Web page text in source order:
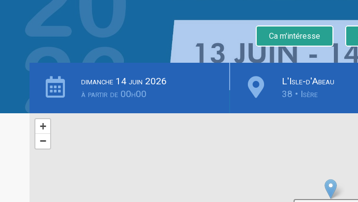
Ca m'intéresse
dimanche 14 juin 2026
à partir de 00h00
L'Isle-d'Abeau
38 • Isère
+
−